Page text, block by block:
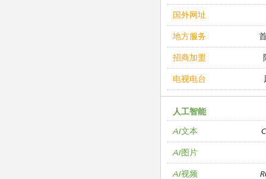
国外网址
地方服务
招商加盟
电视电台
人工智能
AI文本
AI图片
AI视频